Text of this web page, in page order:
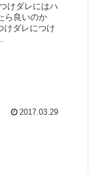
けダレにはハ
ら良いのか
けダレにつけ
2017.03.29